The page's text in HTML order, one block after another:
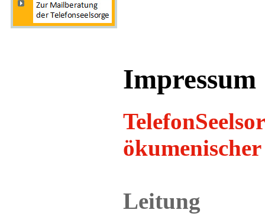
Impressum
Leitung